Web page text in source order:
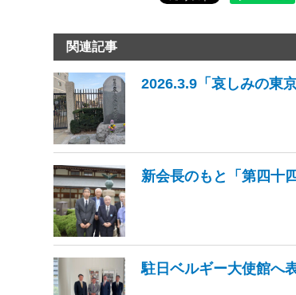
関連記事
2026.3.9「哀しみの東
新会長のもと「第四十
駐日ベルギー大使館へ